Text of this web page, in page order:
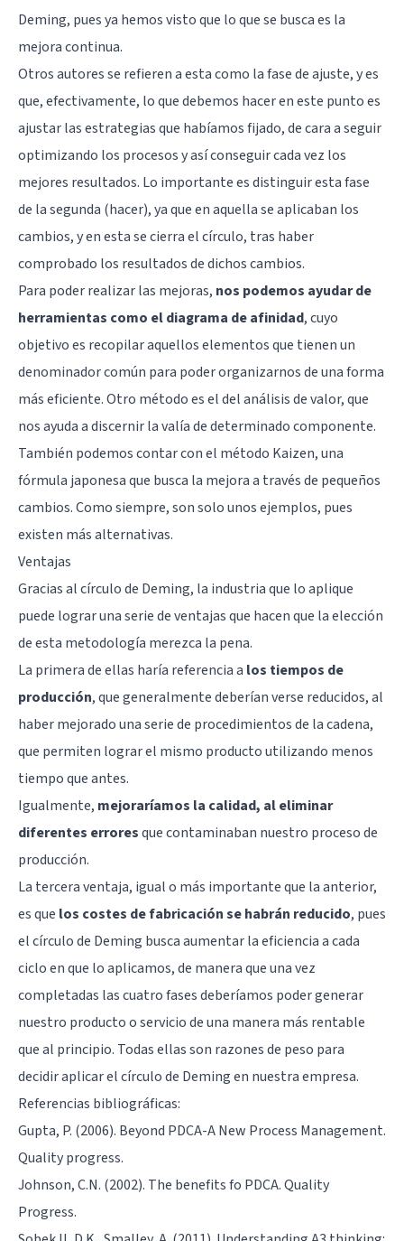
Deming, pues ya hemos visto que lo que se busca es la
mejora continua.
Otros autores se refieren a esta como la fase de ajuste, y es
que, efectivamente, lo que debemos hacer en este punto es
ajustar las estrategias que habíamos fijado, de cara a seguir
optimizando los procesos y así conseguir cada vez los
mejores resultados. Lo importante es distinguir esta fase
de la segunda (hacer), ya que en aquella se aplicaban los
cambios, y en esta se cierra el círculo, tras haber
comprobado los resultados de dichos cambios.
Para poder realizar las mejoras, nos podemos ayudar de
herramientas como el diagrama de afinidad, cuyo
objetivo es recopilar aquellos elementos que tienen un
denominador común para poder organizarnos de una forma
más eficiente. Otro método es el del análisis de valor, que
nos ayuda a discernir la valía de determinado componente.
También podemos contar con el método Kaizen, una
fórmula japonesa que busca la mejora a través de pequeños
cambios. Como siempre, son solo unos ejemplos, pues
existen más alternativas.
Ventajas
Gracias al círculo de Deming, la industria que lo aplique
puede lograr una serie de ventajas que hacen que la elección
de esta metodología merezca la pena.
La primera de ellas haría referencia a los tiempos de
producción, que generalmente deberían verse reducidos, al
haber mejorado una serie de procedimientos de la cadena,
que permiten lograr el mismo producto utilizando menos
tiempo que antes.
Igualmente, mejoraríamos la calidad, al eliminar
diferentes erroresque contaminaban nuestro proceso de
producción.
La tercera ventaja, igual o más importante que la anterior,
es que los costes de fabricación se habrán reducido, pues
el círculo de Deming busca aumentar la eficiencia a cada
ciclo en que lo aplicamos, de manera que una vez
completadas las cuatro fases deberíamos poder generar
nuestro producto o servicio de una manera más rentable
que al principio. Todas ellas son razones de peso para
decidir aplicar el círculo de Deming en nuestra empresa.
Referencias bibliográficas:
Gupta, P. (2006). Beyond PDCA-A New Process Management.
Quality progress.
Johnson, C.N. (2002). The benefits fo PDCA. Quality
Progress.